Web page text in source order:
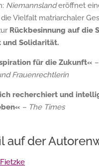
Niemannslanderöffnet
Vielfalt matriarchaler
Rückbesinnung auf die
und Solidarität.
für die Zukunft«
Frauenrechtlerin
recherchiert und
– The Times
auf der